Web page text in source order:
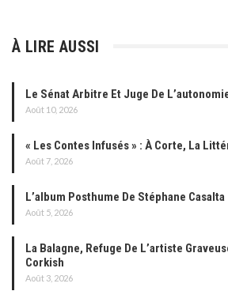
À LIRE AUSSI
Le Sénat Arbitre Et Juge De
Août 10, 2026
« Les Contes Infusés » : À Corte, La
Août 7, 2026
L’album Posthume De Stéphane Casalta
Août 5, 2026
La Balagne, Refuge De L’artiste
Corkish
Août 3, 2026